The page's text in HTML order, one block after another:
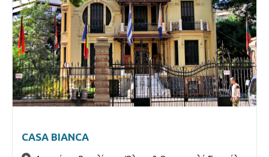
CASA BIANCA